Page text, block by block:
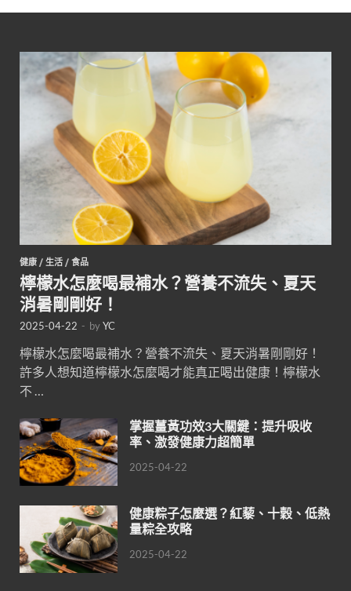
健康 / 生活 / 食品
檸檬水怎麼喝最補水？營養不流失、夏天
消暑剛剛好！
2025-04-22 - byYC
檸檬水怎麼喝最補水？營養不流失、夏天消暑剛剛好！
許多人想知道檸檬水怎麼喝才能真正喝出健康！檸檬水
不 …
掌握薑黃功效3大關鍵：提升吸收
率、激發健康力超簡單
2025-04-22
健康粽子怎麼選？紅藜、十穀、低熱
量粽全攻略
2025-04-22